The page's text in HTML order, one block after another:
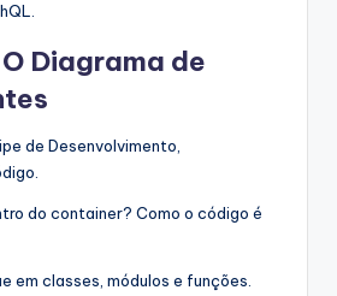
Diagrama de
de Desenvolvimento,
do container? Como o código é
em classes, módulos e funções.